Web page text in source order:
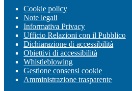
Cookie policy
Note legali
Informativa Privacy
Ufficio Relazioni con il Pubblico
Dichiarazione di accessibilità
Obiettivi di accessibilità
Whistleblowing
Gestione consensi cookie
Amministrazione trasparente